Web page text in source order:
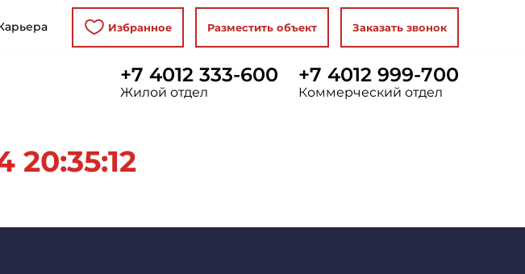
Избранное Разместить объект Заказать звонок
+7 4012 333-600
Жилой отдел
+7 4012 999-700
Коммерческий отдел
20:35:12